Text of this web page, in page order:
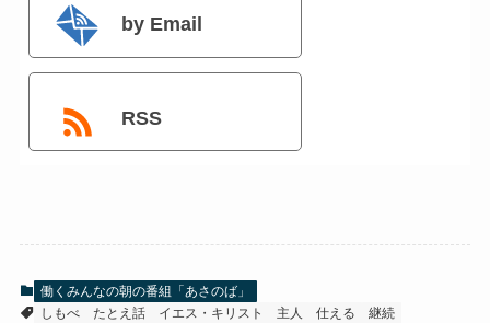
by Email
RSS
働くみんなの朝の番組「あさのば」
しもべ
たとえ話 イエス・キリスト 主人 仕える 継続